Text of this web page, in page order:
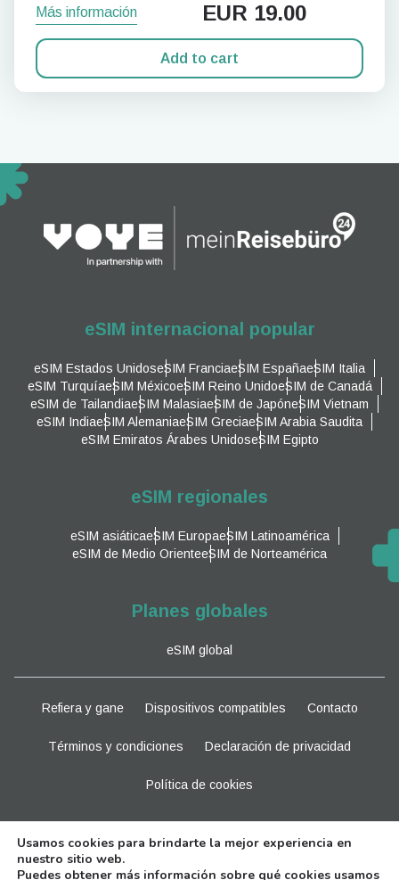
Más información EUR 19.00
Add to cart
eSIM internacional popular
eSIM Estados UnidoseSIM FranciaeSIM EspañaeSIM Italia
eSIM TurquíaeSIM MéxicoeSIM Reino UnidoeSIM de Canadá
eSIM de TailandiaeSIM MalasiaeSIM de JapóneSIM Vietnam
eSIM IndiaeSIM AlemaniaeSIM GreciaeSIM Arabia Saudita
eSIM Emiratos Árabes UnidoseSIM Egipto
eSIM regionales
eSIM asiáticaeSIM EuropaeSIM Latinoamérica
eSIM de Medio OrienteeSIM de Norteamérica
Planes globales
eSIM global
Refiera y gane Dispositivos compatibles Contacto
Términos y condiciones Declaración de privacidad
Política de cookies
Usamos cookies para brindarte la mejor experiencia en
nuestro sitio web.
Puedes obtener más información sobre qué cookies usamos